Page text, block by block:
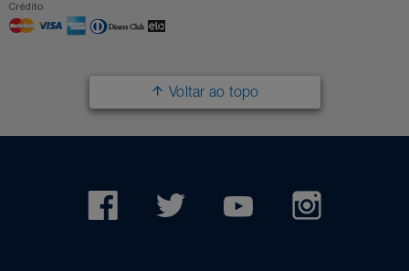
Crédito
Voltar ao topo